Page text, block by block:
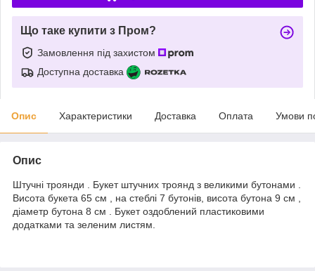
Що таке купити з Пром?
Замовлення під захистом
Доступна доставка
Опис Характеристики Доставка Оплата Умови
Опис
Штучні троянди . Букет штучних троянд з великими бутонами .
Висота букета 65 см , на стеблі 7 бутонів, висота бутона 9 см ,
діаметр бутона 8 см . Букет оздоблений пластиковими
додатками та зеленим листям.